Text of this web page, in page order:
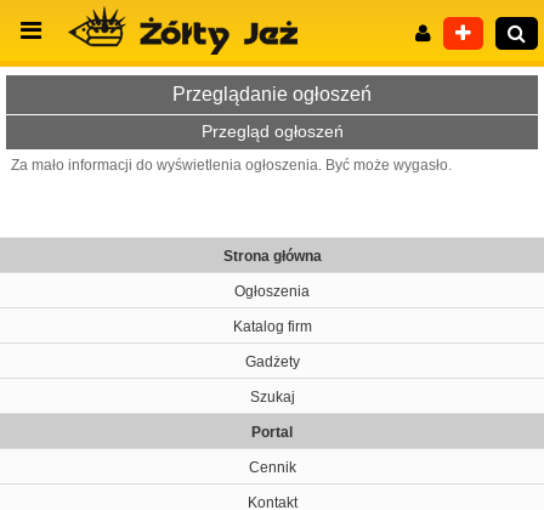
Przeglądanie ogłoszeń
Przegląd ogłoszeń
Za mało informacji do wyświetlenia ogłoszenia. Być może wygasło.
Strona główna
Ogłoszenia
Katalog firm
Gadżety
Szukaj
Portal
Cennik
Kontakt